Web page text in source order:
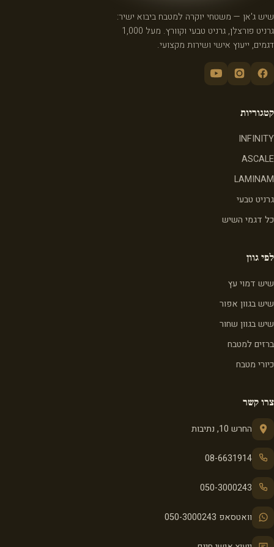
שיש ג'אן — משטחי יוקרה למטבח ביבוא ישיר:
גרניט פורצלן, גרניט טבעי וקוורץ. מעל 1,000
דגמים, ייעוץ אישי ושירות מקצועי.
קטגוריות
INFINITY
ASCALE
LAMINAM
גרניט טבעי
כל דגמי השיש
לפי גוון
שיש דמוי עץ
שיש בגוון אפור
שיש בגוון שחור
ברזים למטבח
כיורי מטבח
צרו קשר
החרש 10, נתיבות
08-6631914
050-3000243
וואטסאפ 050-3000243